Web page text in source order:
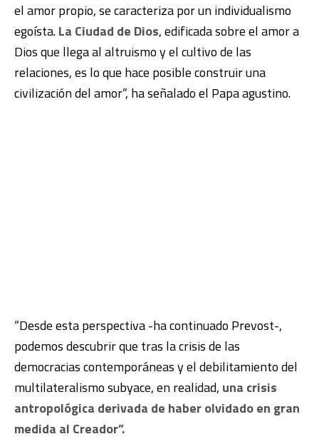
el amor propio, se caracteriza por un individualismo
egoísta.La Ciudad de Dios, edificada sobre el amor a
Dios que llega al altruismo y el cultivo de las
relaciones, es lo que hace posible construir una
civilización del amor”, ha señalado el Papa agustino.
“Desde esta perspectiva -ha continuado Prevost-,
podemos descubrir que tras la crisis de las
democracias contemporáneas y el debilitamiento del
multilateralismo subyace, en realidad, una crisis
antropológica derivada de haber olvidado en gran
medida al Creador”.